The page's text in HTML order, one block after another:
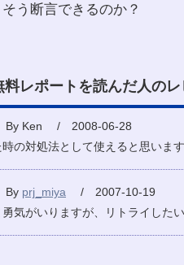
う断言できるのか？
料レポートを読んだ人の
By Ken / 2008-06-28
の対処法として使えると思います
By prj_miya / 2007-10-19
気がいりますが、リトライした